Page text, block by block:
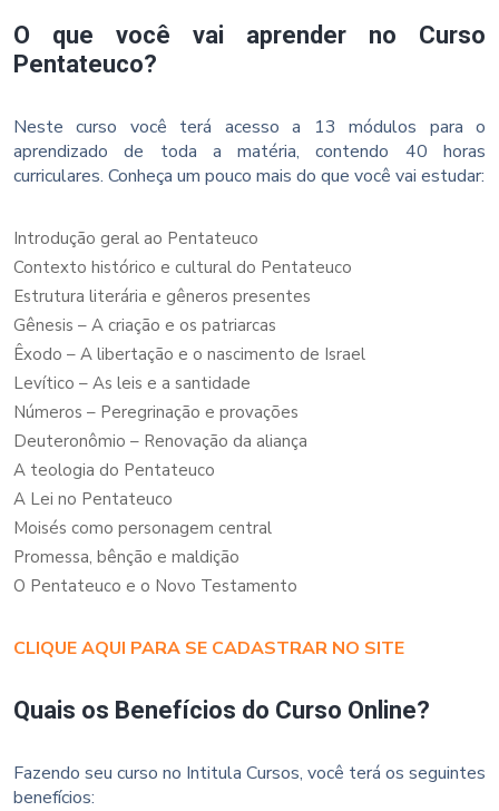
O que você vai aprender no Curso
Pentateuco?
Neste curso você terá acesso a 13 módulos para o
aprendizado de toda a matéria, contendo 40 horas
curriculares. Conheça um pouco mais do que você vai estudar:
Introdução geral ao Pentateuco
Contexto histórico e cultural do Pentateuco
Estrutura literária e gêneros presentes
Gênesis – A criação e os patriarcas
Êxodo – A libertação e o nascimento de Israel
Levítico – As leis e a santidade
Números – Peregrinação e provações
Deuteronômio – Renovação da aliança
A teologia do Pentateuco
A Lei no Pentateuco
Moisés como personagem central
Promessa, bênção e maldição
O Pentateuco e o Novo Testamento
CLIQUE AQUI PARA SE CADASTRAR NO SITE
Quais os Benefícios do Curso Online?
Fazendo seu curso no Intitula Cursos, você terá os seguintes
benefícios: